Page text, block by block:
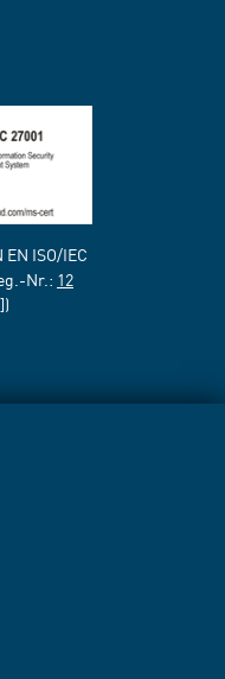
ISO/IEC
Nr.: 12